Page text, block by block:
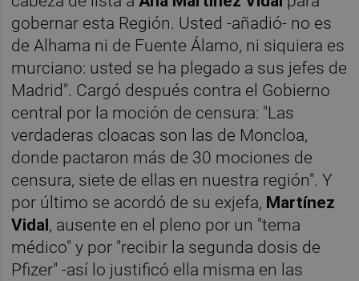
gobernar esta Región. Usted -añadió- no es
de Alhama ni de Fuente Álamo, ni siquiera es
murciano: usted se ha plegado a sus jefes de
Madrid". Cargó después contra el Gobierno
central por la moción de censura: "Las
verdaderas cloacas son las de Moncloa,
donde pactaron más de 30 mociones de
censura, siete de ellas en nuestra región". Y
por último se acordó de su exjefa, Martínez
Vidal, ausente en el pleno por un "tema
médico" y por "recibir la segunda dosis de
Pfizer" -así lo justificó ella misma en las